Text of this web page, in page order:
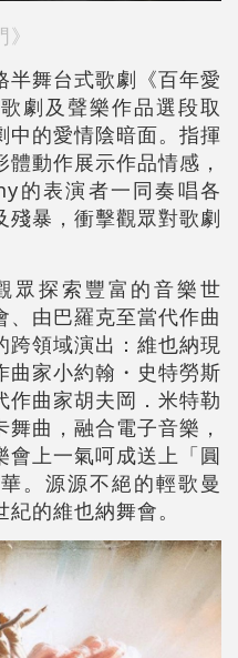
》
半舞台式歌劇《百年愛
劇及聲樂作品選段取
中的愛情陰暗面。指揮
動作展示作品情感，
的表演者一同奏唱各
殘暴，衝擊觀眾對歌劇
眾探索豐富的音樂世
由巴羅克至當代作曲
跨領域演出：維也納現
曲家小約翰・史特勞斯
作曲家胡夫岡．米特勒
曲，融合電子音樂，
會上一氣呵成送上「圓
。源源不絕的輕歌曼
的維也納舞會。